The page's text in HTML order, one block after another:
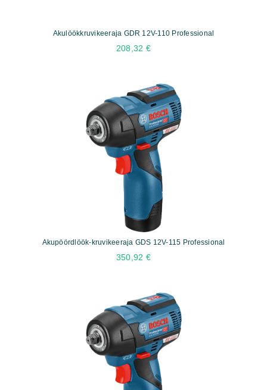
Akulöökkruvikeeraja GDR 12V-110 Professional
208,32 €
Akupöördlöök-kruvikeeraja GDS 12V-115 Professional
350,92 €